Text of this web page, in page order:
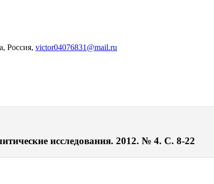
Россия, victor04076831@mail.ru
исследования. 2012. № 4. С. 8-22